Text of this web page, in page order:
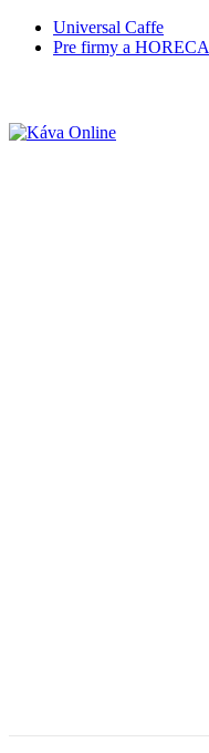
Universal Caffe
Pre firmy a HORECA